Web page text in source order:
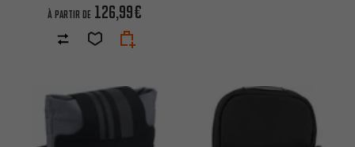
À PARTIR DE 126,99€